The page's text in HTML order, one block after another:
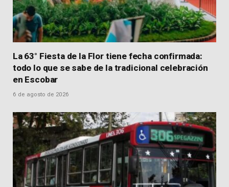
La 63° Fiesta de la Flor tiene fecha confirmada:
todo lo que se sabe de la tradicional celebración
en Escobar
6 de agosto de 2026